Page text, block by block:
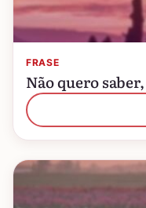
FRASE
Não quero